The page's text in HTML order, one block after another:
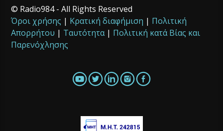
© Radio984 - All Rights Reserved
Όροι χρήσης | Κρατική διαφήμιση | Πολιτική
Απορρήτου | Ταυτότητα| Πολιτική κατά Βίας και
Παρενόχλησης